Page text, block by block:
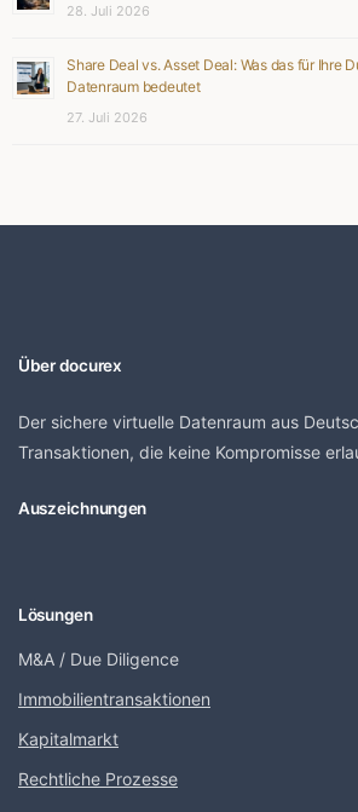
28. Juli 2026
Share Deal vs. Asset Deal: Was das für Ihre
Datenraum bedeutet
27. Juli 2026
Über docurex
Der sichere virtuelle Datenraum aus
Transaktionen, die keine Kompromisse
Auszeichnungen
Lösungen
M&A / Due Diligence
Immobilientransaktionen
Kapitalmarkt
Rechtliche Prozesse